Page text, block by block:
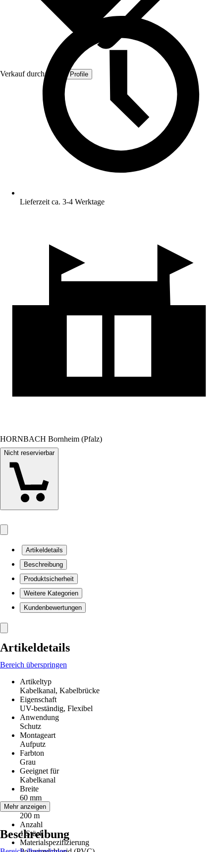
Verkauf durch: Quest Profile
Lieferzeit ca. 3-4 Werktage
HORNBACH Bornheim (Pfalz)
Nicht reservierbar
Artikeldetails
Beschreibung
Produktsicherheit
Weitere Kategorien
Kundenbewertungen
Artikeldetails
Bereich überspringen
Artikeltyp
Kabelkanal, Kabelbrücke
Eigenschaft
UV-beständig, Flexibel
Anwendung
Schutz
Montageart
Aufputz
Farbton
Grau
Geeignet für
Kabelkanal
Breite
60 mm
Länge
200 m
Anzahl
1 Stück
Materialspezifizierung
Mehr anzeigen
Beschreibung